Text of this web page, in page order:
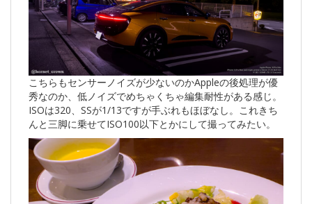
こちらもセンサーノイズが少ないのかAppleの後処理が優
秀なのか、低ノイズでめちゃくちゃ編集耐性がある感じ。
ISOは320、SSが1/13ですが手ぶれもほぼなし。これきち
んと三脚に乗せてISO100以下とかにして撮ってみたい。